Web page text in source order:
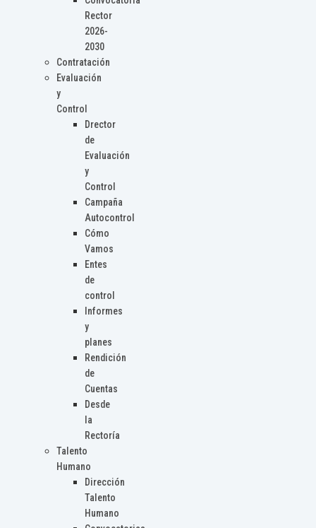
Rector
2026-
2030
Contratación
Evaluación
y
Control
Drector
de
Evaluación
y
Control
Campaña
Autocontrol
Cómo
Vamos
Entes
de
control
Informes
y
planes
Rendición
de
Cuentas
Desde
la
Rectoría
Talento
Humano
Dirección
Talento
Humano